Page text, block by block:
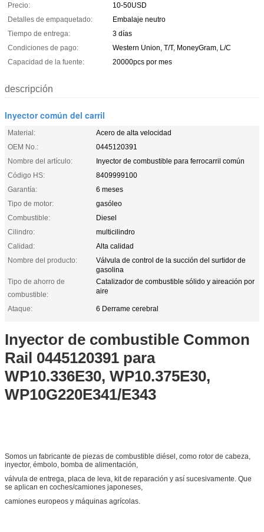
Precio:
10-50USD
Detalles de empaquetado:
Embalaje neutro
Tiempo de entrega:
3 días
Condiciones de pago:
Western Union, T/T, MoneyGram, L/C
Capacidad de la fuente:
20000pcs por mes
descripción
Inyector común del carril
Material:
Acero de alta velocidad
OEM No.:
0445120391
Nombre del artículo:
Inyector de combustible para ferrocarril común
Código HS:
8409999100
Garantía:
6 meses
Tipo de motor:
gasóleo
Combustible:
Diesel
Cilindro:
multicilindro
Calidad:
Alta calidad
Nombre del producto:
Válvula de control de la succión del surtidor de
gasolina
Tipo de ahorro de
combustible:
Catalizador de combustible sólido y aireación por
aire
Ataque: 6 Derrame cerebral
Inyector de combustible Common
Rail 0445120391 para
WP10.336E30, WP10.375E30,
WP10G220E341/E343
Somos un fabricante de piezas de combustible diésel, como rotor de cabeza,
inyector, émbolo, bomba de alimentación,
válvula de entrega, placa de leva, kit de reparación y así sucesivamente. Que
se aplican en coches/camiones japoneses,
camiones europeos y máquinas agrícolas.